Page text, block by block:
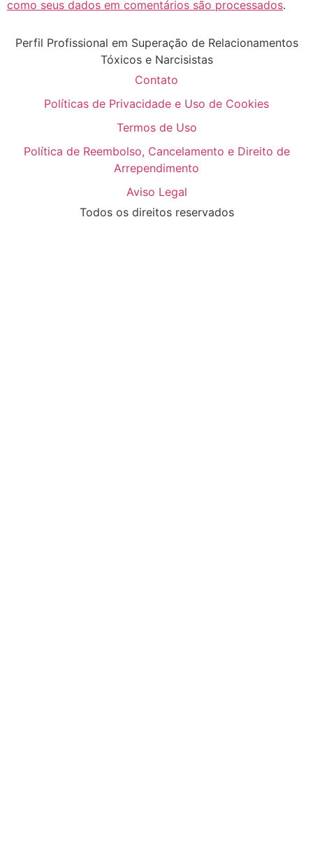
como seus dados em comentários são processados.
Perfil Profissional em Superação de Relacionamentos
Tóxicos e Narcisistas
Contato
Políticas de Privacidade e Uso de Cookies
Termos de Uso
Política de Reembolso, Cancelamento e Direito de
Arrependimento
Aviso Legal
Todos os direitos reservados